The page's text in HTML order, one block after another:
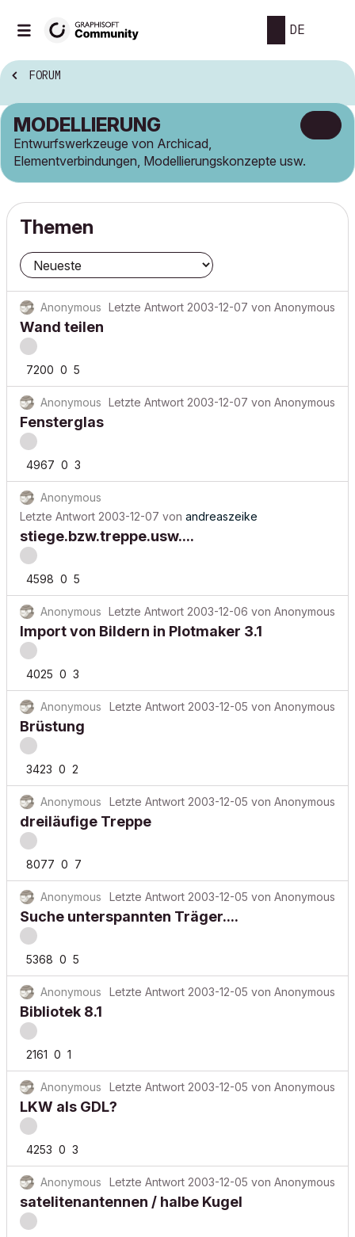
DE
FORUM
MODELLIERUNG
Entwurfswerkzeuge von Archicad,
Elementverbindungen, Modellierungskonzepte usw.
Themen
Anonymous Letzte Antwort 2003-12-07 von Anonymous
Wand teilen
7200 0 5
Anonymous Letzte Antwort 2003-12-07 von Anonymous
Fensterglas
4967 0 3
Anonymous
Letzte Antwort 2003-12-07 von andreaszeike
stiege.bzw.treppe.usw....
4598 0 5
Anonymous Letzte Antwort 2003-12-06 von Anonymous
Import von Bildern in Plotmaker 3.1
4025 0 3
Anonymous Letzte Antwort 2003-12-05 von Anonymous
Brüstung
3423 0 2
Anonymous Letzte Antwort 2003-12-05 von Anonymous
dreiläufige Treppe
8077 0 7
Anonymous Letzte Antwort 2003-12-05 von Anonymous
Suche unterspannten Träger....
5368 0 5
Anonymous Letzte Antwort 2003-12-05 von Anonymous
Bibliotek 8.1
2161 0 1
Anonymous Letzte Antwort 2003-12-05 von Anonymous
LKW als GDL?
4253 0 3
Anonymous Letzte Antwort 2003-12-05 von Anonymous
satelitenantennen / halbe Kugel